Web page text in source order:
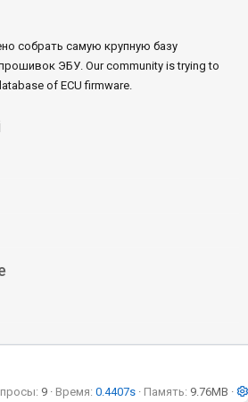
собрать самую крупную базу
ЭБУ. Our community is trying to
of ECU firmware.
9 Время 0.4407s Память 9.76MB